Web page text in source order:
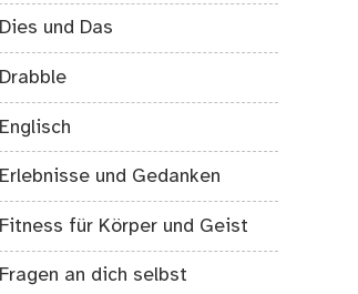
Dies und Das
Drabble
Englisch
Erlebnisse und Gedanken
Fitness für Körper und Geist
Fragen an dich selbst